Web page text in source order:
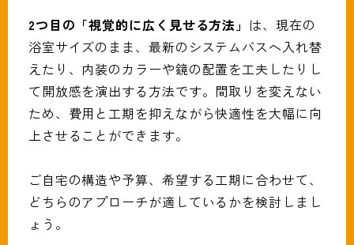
2つ目の「視覚的に広く見せる方法」 は、現在の
浴室サイズのまま、最新のシステムバスへ入れ替
えたり、内装のカラーや鏡の配置を工夫したりし
て開放感を演出する方法です。間取りを変えない
ため、費用と工期を抑えながら快適性を大幅に向
上させることができます。
ご自宅の構造や予算、希望する工期に合わせて、
どちらのアプローチが適しているかを検討しまし
ょう。